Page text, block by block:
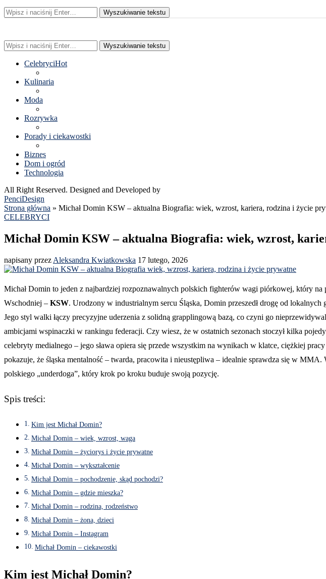
Wyszukiwanie tekstu
Wyszukiwanie tekstu
CelebryciHot
Kulinaria
Moda
Rozrywka
Porady i ciekawostki
Biznes
Dom i ogród
Technologia
All Right Reserved. Designed and Developed by
PenciDesign
Strona główna » Michał Domin KSW – aktualna Biografia: wiek, wzrost, kariera, rodzina i życie
CELEBRYCI
Michał Domin KSW – aktualna Biografia: wiek, wzrost,
napisany przez Aleksandra Kwiatkowska 17 lutego, 2026
Michał Domin to jeden z najbardziej rozpoznawalnych polskich fighterów wagi piórkowej, który
Wschodniej – KSW. Urodzony w industrialnym sercu Śląska, Domin przeszedł drogę od
Jego styl walki łączy precyzyjne uderzenia z solidną grapplingową bazą, co czyni go
ambicjami wspinaczki w rankingu federacji. Czy wiesz, że w ostatnich sezonach stoczył kilka
celebryty medialnego – jego sława opiera się przede wszystkim na wynikach w klatce, ciężkiej
pokazuje, że śląska mentalność – twarda, pracowita i nieustępliwa – idealnie sprawdza się w
polskiego „underdoga”, który krok po kroku buduje swoją pozycję.
Spis treści:
Kim jest Michał Domin?
Michał Domin – wiek, wzrost, waga
Michał Domin – życiorys i życie prywatne
Michał Domin – wykształcenie
Michał Domin – pochodzenie, skąd pochodzi?
Michał Domin – gdzie mieszka?
Michał Domin – rodzina, rodzeństwo
Michał Domin – żona, dzieci
Michał Domin – Instagram
Michał Domin – ciekawostki
Kim jest Michał Domin?